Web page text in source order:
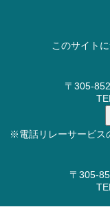
このサイト
〒305-
※電話リレーサービス
〒305-